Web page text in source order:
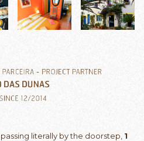
passing literally by the doorstep, 1